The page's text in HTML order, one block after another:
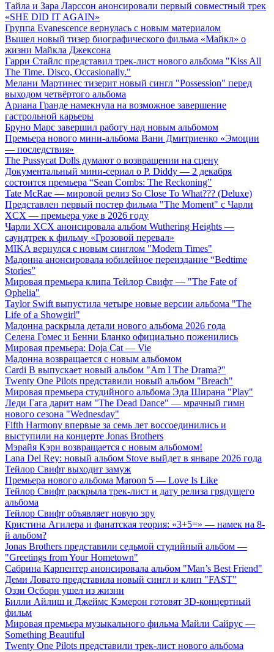
Тайла и Зара Ларссон анонсировали первый совместный трек
«SHE DID IT AGAIN»
Группа Evanescence вернулась с новым материалом
Вышел новый тизер биографического фильма «Майкл» о
жизни Майкла Джексона
Гарри Стайлс представил трек-лист нового альбома "Kiss All
The Time. Disco, Occasionally."
Мелани Мартинес тизерит новый сингл "Possession" перед
выходом четвёртого альбома
Ариана Гранде намекнула на возможное завершение
гастрольной карьеры
Бруно Марс завершил работу над новым альбомом
Премьера нового мини-альбома Вани Дмитриенко «Эмоции
— последствия»
The Pussycat Dolls думают о возвращении на сцену
Документальный мини-сериал о P. Diddy — 2 декабря
состоится премьера “Sean Combs: The Reckoning”
Tate McRae — мировой релиз So Close To What??? (Deluxe)
Представлен первый постер фильма "The Moment" с Чарли
XCX — премьера уже в 2026 году
Чарли XCX анонсировала альбом Wuthering Heights —
саундтрек к фильму «Грозовой перевал»
MIKA вернулся с новым синглом "Modern Times"
Мадонна анонсировала юбилейное переиздание “Bedtime
Stories”
Мировая премьера клипа Тейлор Свифт — "The Fate of
Ophelia"
Taylor Swift выпустила четыре новые версии альбома "The
Life of a Showgirl"
Мадонна раскрыла детали нового альбома 2026 года
Селена Гомес и Бенни Бланко официально поженились
Мировая премьера: Doja Cat — Vie
Мадонна возвращается с новым альбомом
Cardi B выпускает новый альбом "Am I The Drama?"
Twenty One Pilots представили новый альбом "Breach"
Мировая премьера студийного альбома Эда Ширана "Play"
Леди Гага дарит нам "The Dead Dance" — мрачный гимн
нового сезона "Wednesday"
Fifth Harmony впервые за семь лет воссоединились и
выступили на концерте Jonas Brothers
Мэрайя Кэри возвращается с новым альбомом!
Lana Del Rey: новый альбом Stove выйдет в январе 2026 года
Тейлор Свифт выходит замуж
Премьера нового альбома Maroon 5 — Love Is Like
Тейлор Свифт раскрыла трек-лист и дату релиза грядущего
альбома
Тейлор Свифт объявляет новую эру
Кристина Агилера и фанатская теория: «3+5=» — намек на 8-
й альбом?
Jonas Brothers представили седьмой студийный альбом —
"Greetings from Your Hometown"
Сабрина Карпентер анонсировала альбом "Man’s Best Friend"
Деми Ловато представила новый сингл и клип "FAST"
Оззи Осборн ушел из жизни
Билли Айлиш и Джеймс Кэмерон готовят 3D-концертный
фильм
Мировая премьера музыкального фильма Майли Сайрус —
Something Beautiful
Twenty One Pilots представили трек-лист нового альбома